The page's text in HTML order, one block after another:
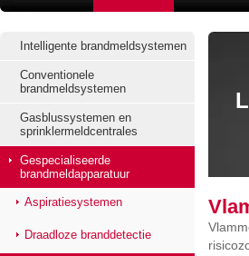
Intelligente brandmeldsystemen
Conventionele
brandmeldsystemen
Gasblussystemen en
sprinklermeldcentrales
Gespecialiseerde
brandmeldapparatuur
Aspiratiesystemen
Draadloze branddetectie